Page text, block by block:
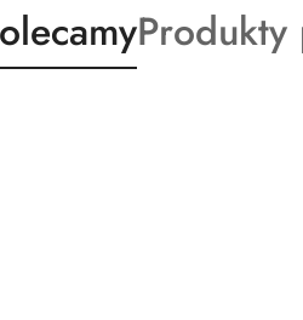
Produkty
o